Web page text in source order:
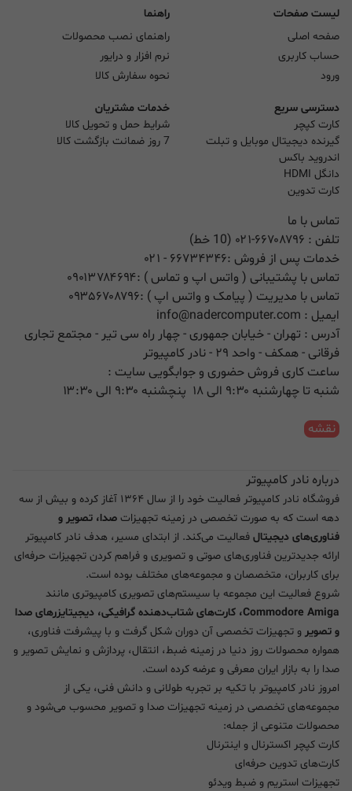
لیست صفحات
صفحه اصلی
حساب کاربری
ورود
راهنما
راهنمای نصب محصولات
نرم افزار و درایور
نحوه سفارش کالا
دسترسی سریع
کارت کپچر
گیرنده دیجیتال موبایل و تبلت
اندروید باکس
دانگل HDMI
کارت تدوین
خدمات مشتریان
شرایط حمل و تحویل کالا
7 روز ضمانت بازگشت کالا
تماس با ما
تلفن : ۰۲۱-۶۶۷۰۸۷۹۶ (10 خط)
خدمات پس از فروش :۶۶۷۳۴۳۴۶ - ۰۲۱
تماس با پشتیبانی ( واتس اپ و تماس ) :۰۹۰۱۳۷۸۴۶۹۴
تماس با مدیریت ( پیامک و واتس اپ ) :۰۹۳۵۶۷۰۸۷۹۶
ایمیل : info@nadercomputer.com
آدرس : تهران - خیابان جمهوری - چهار راه سی تیر - مجتمع تجاری
فرقانی - همکف - واحد ۲۹ - نادر کامپیوتر
ساعت کاری فروش حضوری و جوابگویی سایت :
شنبه تا چهارشنبه ۹:۳۰ الی ۱۸ پنچشنبه ۹:۳۰ الی ۱۳:۳۰
نقشه
درباره نادر کامپیوتر
فروشگاه نادر کامپیوتر فعالیت خود را از سال ۱۳۶۴ آغاز کرده و بیش از سه
دهه است که به صورت تخصصی در زمینه تجهیزات صدا، تصویر و
فناوری‌های دیجیتال فعالیت می‌کند. از ابتدای مسیر، هدف نادر کامپیوتر
ارائه جدیدترین فناوری‌های صوتی و تصویری و فراهم کردن تجهیزات حرفه‌ای
برای کاربران، متخصصان و مجموعه‌های مختلف بوده است.
شروع فعالیت این مجموعه با سیستم‌های تصویری کامپیوتری مانند
Commodore Amiga، کارت‌های شتاب‌دهنده گرافیکی، دیجیتایزرهای صدا
و تصویر و تجهیزات تخصصی آن دوران شکل گرفت و با پیشرفت فناوری،
همواره محصولات روز دنیا در زمینه ضبط، انتقال، پردازش و نمایش تصویر و
صدا را به بازار ایران معرفی و عرضه کرده است.
امروز نادر کامپیوتر با تکیه بر تجربه طولانی و دانش فنی، یکی از
مجموعه‌های تخصصی در زمینه تجهیزات صدا و تصویر محسوب می‌شود و
محصولات متنوعی از جمله:
کارت کپچر اکسترنال و اینترنال
کارت‌های تدوین حرفه‌ای
تجهیزات استریم و ضبط ویدئو